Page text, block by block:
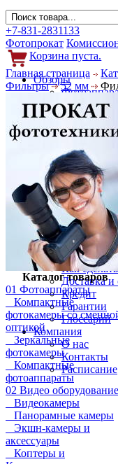
+7-831-2831133
Фотопрокат
Корзина пуста.
Обзоры
Объективы
Фильтры
Новости
Фото и
Гаджеты
Аксессуары
Слухи
Новости
Услуги
Прокат
Выкуп и
Покупателям
Акции
Как
Доставка и
Кредит
Гарантии
Глоссарий
Компания
О нас
Контакты
Расписание
Главная страница
Фильтры
52 мм
Каталог товаров
01 Фотоаппараты
Компактные
фотокамеры со
оптикой
Зеркальные
фотокамеры
Компактные
фотоаппараты
02 Видео оборудование
Видеокамеры
Панорамные камеры
Экшн-камеры и
аксессуары
Коптеры и